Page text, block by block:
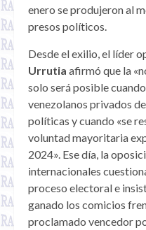
enero se produjeron al
presos políticos.
Desde el exilio, el líder
Urrutia afirmó que la
solo será posible
venezolanos privados
políticas y cuando «se
voluntad mayoritaria
2024». Ese día, la
internacionales
proceso electoral e
ganado los comicios
proclamado vencedor